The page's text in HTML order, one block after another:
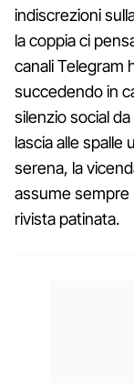
indiscrezioni
la coppia ci
canali Telegram
succedendo in
silenzio social
lascia alle
serena, la
assume sempre
rivista patinata.